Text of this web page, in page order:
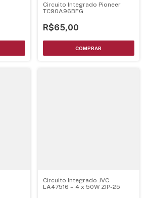
Circuito Integrado Pioneer
TC90A96BFG
R$65,00
Circuito Integrado JVC
LA47516 – 4 x 50W ZIP-25